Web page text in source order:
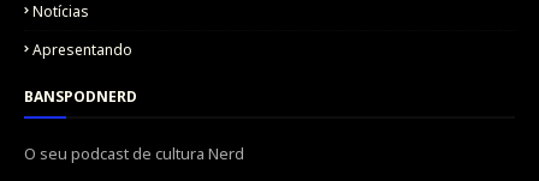
Notícias
Apresentando
BANSPODNERD
O seu podcast de cultura Nerd